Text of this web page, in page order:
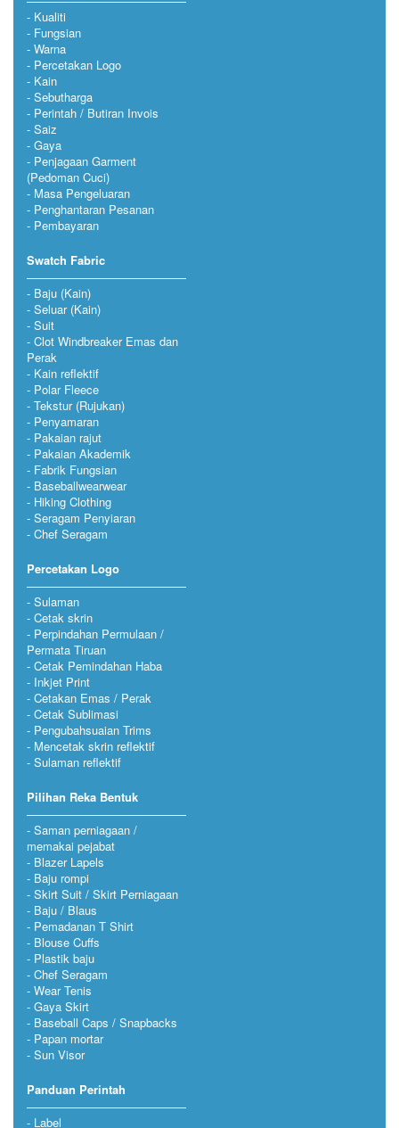
Kualiti
Fungsian
Warna
Percetakan Logo
Kain
Sebutharga
Perintah / Butiran Invois
Saiz
Gaya
Penjagaan Garment
(Pedoman Cuci)
Masa Pengeluaran
Penghantaran Pesanan
Pembayaran
Swatch Fabric
Baju (Kain)
Seluar (Kain)
Suit
Clot Windbreaker Emas dan
Perak
Kain reflektif
Polar Fleece
Tekstur (Rujukan)
Penyamaran
Pakaian rajut
Pakaian Akademik
Fabrik Fungsian
Baseballwearwear
Hiking Clothing
Seragam Penyiaran
Chef Seragam
Percetakan Logo
Sulaman
Cetak skrin
Perpindahan Permulaan /
Permata Tiruan
Cetak Pemindahan Haba
Inkjet Print
Cetakan Emas / Perak
Cetak Sublimasi
Pengubahsuaian Trims
Mencetak skrin reflektif
Sulaman reflektif
Pilihan Reka Bentuk
Saman perniagaan /
memakai pejabat
Blazer Lapels
Baju rompi
Skirt Suit / Skirt Perniagaan
Baju / Blaus
Pemadanan T Shirt
Blouse Cuffs
Plastik baju
Chef Seragam
Wear Tenis
Gaya Skirt
Baseball Caps / Snapbacks
Papan mortar
Sun Visor
Panduan Perintah
Label